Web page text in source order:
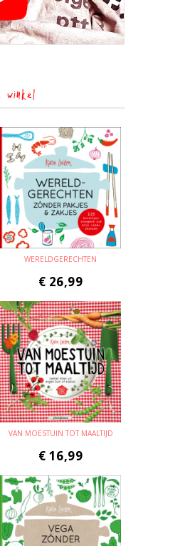
winkel
WERELDGERECHTEN
€ 26,99
VAN MOESTUIN TOT MAALTIJD
€ 16,99